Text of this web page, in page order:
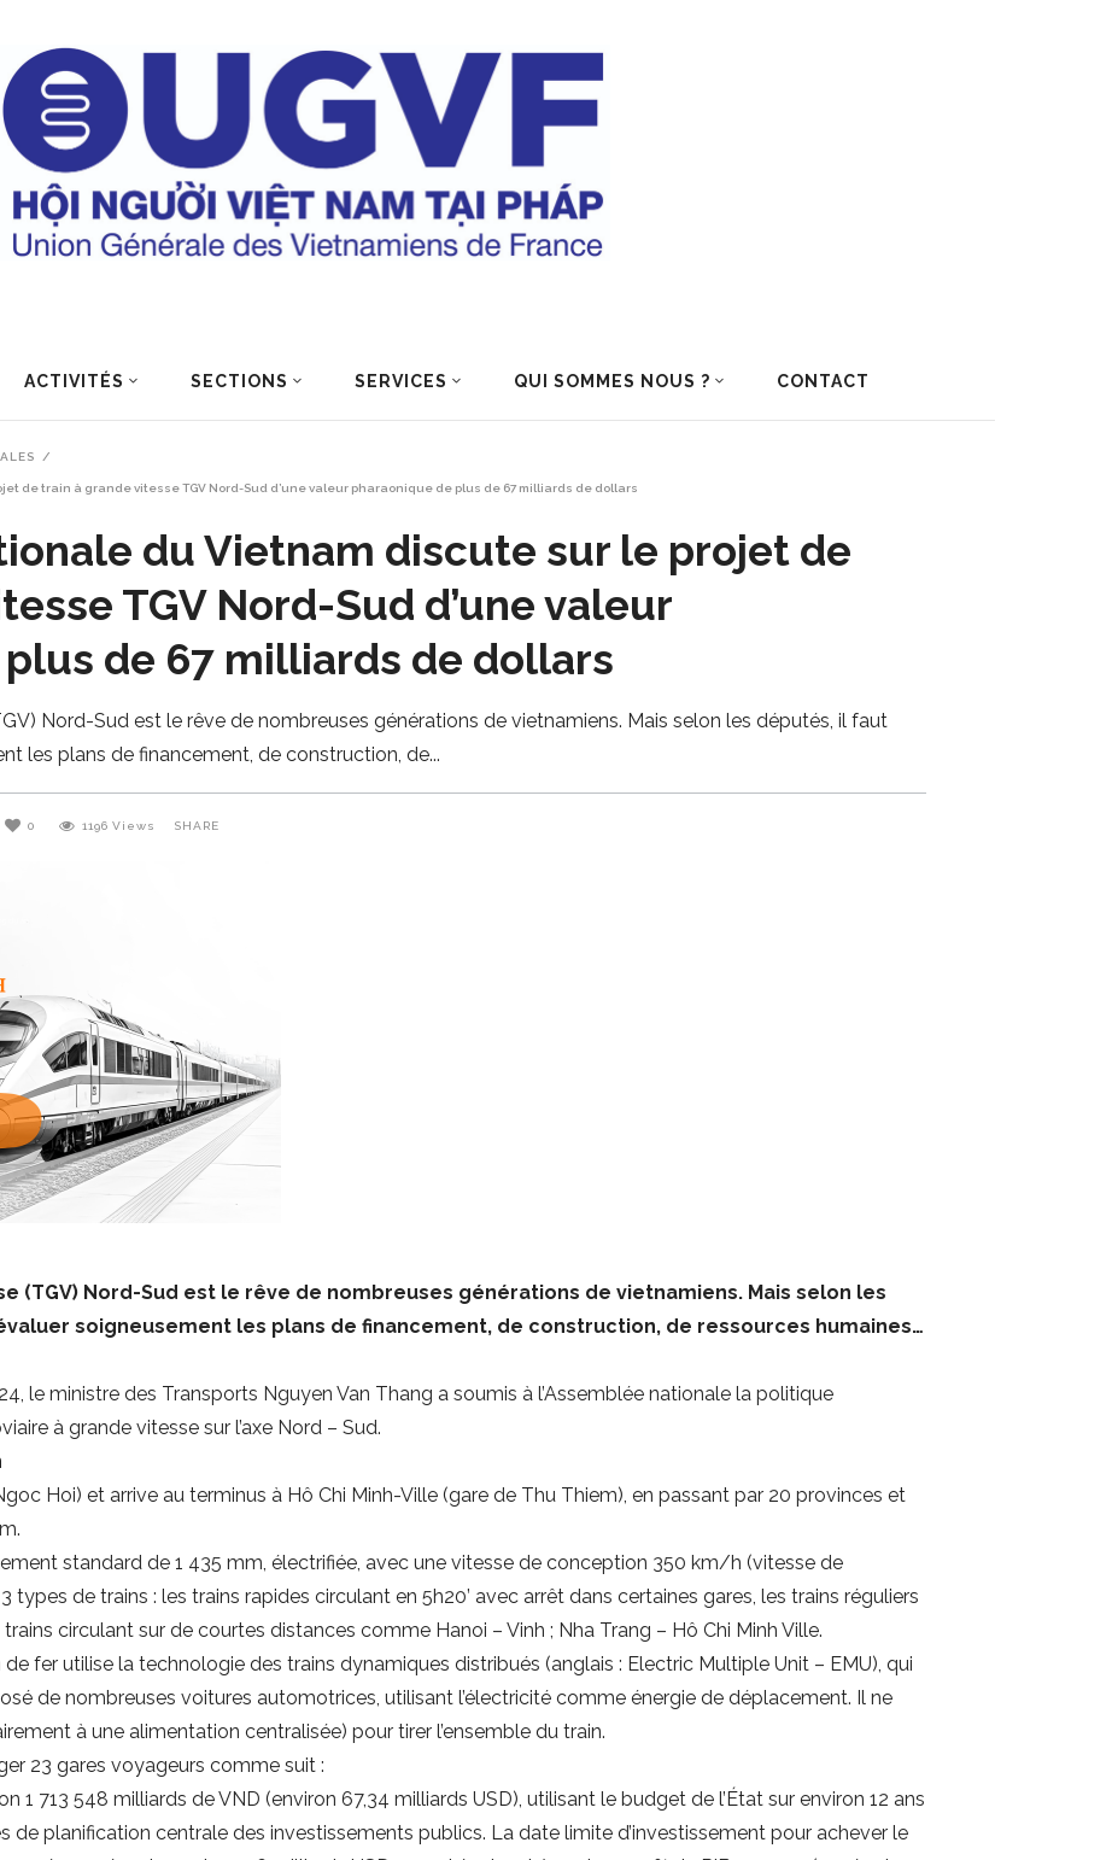
ACTIVITÉS SECTIONS SERVICES QUI SOMMES NOUS ? CONTACT
/
de train à grande vitesse TGV Nord-Sud d’une valeur pharaonique de plus de 67 milliards de dollars
du Vietnam discute sur le projet de
TGV Nord-Sud d’une valeur
de 67 milliards de dollars
Nord-Sud est le rêve de nombreuses générations de vietnamiens. Mais selon les députés, il faut
les plans de financement, de construction, de
0 1196 Views SHARE
(TGV) Nord-Sud est le rêve de nombreuses générations de vietnamiens. Mais selon les
soigneusement les plans de financement, de construction, de ressources humaines…
le ministre des Transports Nguyen Van Thang a soumis à l’Assemblée nationale la politique
à grande vitesse sur l’axe Nord – Sud.
Hoi) et arrive au terminus à Hô Chi Minh-Ville (gare de Thu Thiem), en passant par 20 provinces et
standard de 1 435 mm, électrifiée, avec une vitesse de conception 350 km/h (vitesse de
de trains : les trains rapides circulant en 5h20’ avec arrêt dans certaines gares, les trains réguliers
circulant sur de courtes distances comme Hanoi – Vinh ; Nha Trang – Hô Chi Minh Ville.
fer utilise la technologie des trains dynamiques distribués (anglais : Electric Multiple Unit – EMU), qui
de nombreuses voitures automotrices, utilisant l’électricité comme énergie de déplacement. Il ne
à une alimentation centralisée) pour tirer l’ensemble du train.
23 gares voyageurs comme suit :
1 713 548 milliards de VND (environ 67,34 milliards USD), utilisant le budget de l’État sur environ 12 ans
de planification centrale des investissements publics. La date limite d’investissement pour achever le